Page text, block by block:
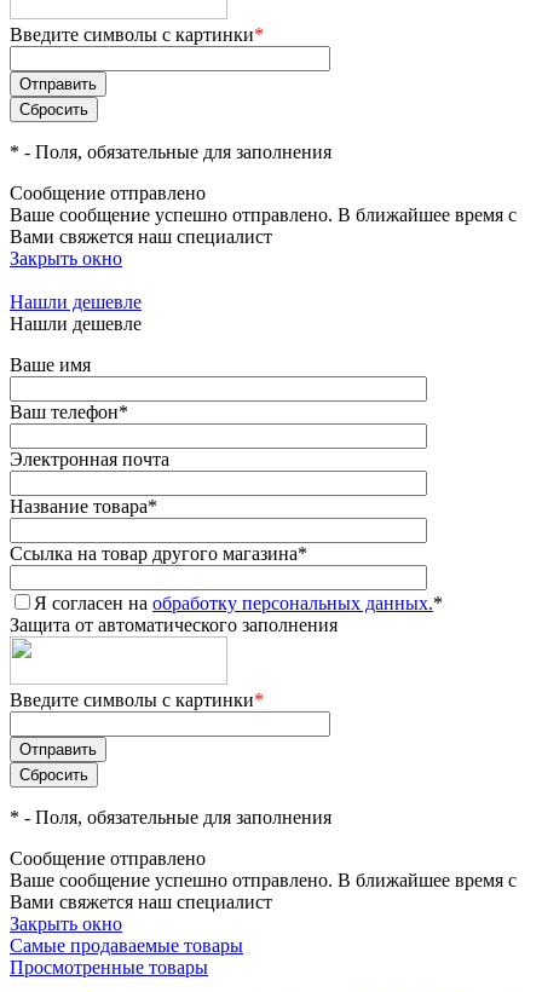
Введите символы с картинки*
* - Поля, обязательные для заполнения
Сообщение отправлено
Ваше сообщение успешно отправлено. В ближайшее время с
Вами свяжется наш специалист
Закрыть окно
Нашли дешевле
Нашли дешевле
Ваше имя
Ваш телефон*
Электронная почта
Название товара*
Ссылка на товар другого магазина*
Я согласен на обработку персональных данных.*
Защита от автоматического заполнения
Введите символы с картинки*
* - Поля, обязательные для заполнения
Сообщение отправлено
Ваше сообщение успешно отправлено. В ближайшее время с
Вами свяжется наш специалист
Закрыть окно
Самые продаваемые товары
Просмотренные товары